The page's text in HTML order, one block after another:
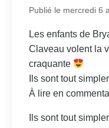
Publié le mercredi 6
Les enfants de
Claveau volent la
craquante
Ils sont tout
À lire en
Ils sont tout